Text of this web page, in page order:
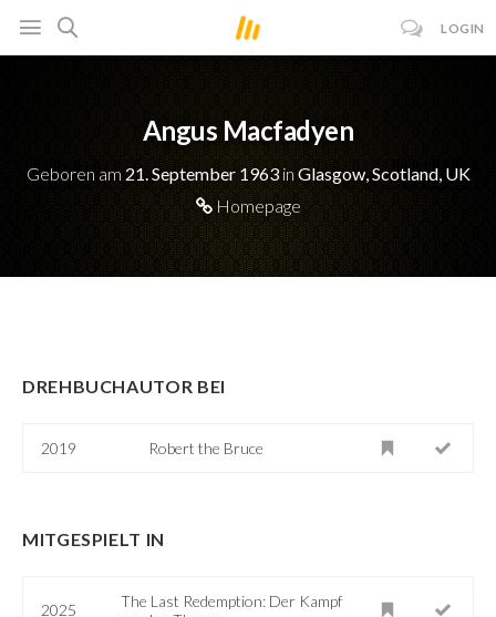
LOGIN
Angus Macfadyen
Geboren am 21. September 1963in Glasgow, Scotland, UK
Homepage
DREHBUCHAUTOR BEI
2019 Robert the Bruce
MITGESPIELT IN
2025
The Last Redemption: Der Kampf